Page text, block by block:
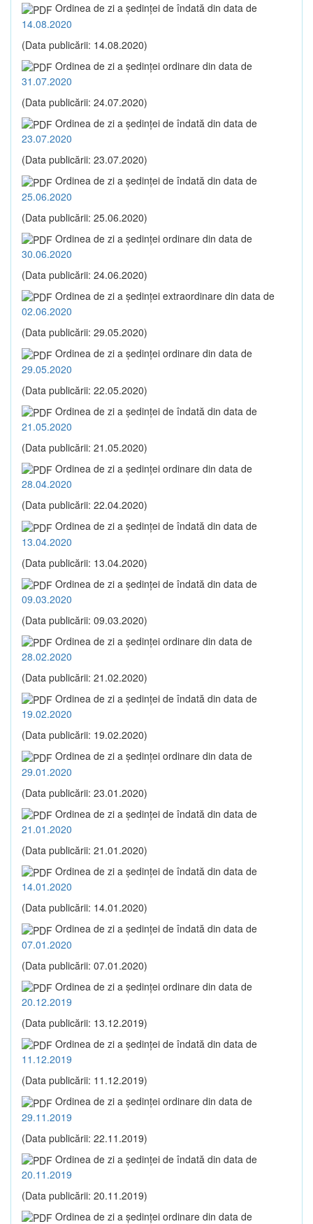
Ordinea de zi a şedinţei de îndată din data de
14.08.2020
(Data publicării: 14.08.2020)
Ordinea de zi a şedinţei ordinare din data de
31.07.2020
(Data publicării: 24.07.2020)
Ordinea de zi a şedinţei de îndată din data de
23.07.2020
(Data publicării: 23.07.2020)
Ordinea de zi a şedinţei de îndată din data de
25.06.2020
(Data publicării: 25.06.2020)
Ordinea de zi a şedinţei ordinare din data de
30.06.2020
(Data publicării: 24.06.2020)
Ordinea de zi a şedinţei extraordinare din data de
02.06.2020
(Data publicării: 29.05.2020)
Ordinea de zi a şedinţei ordinare din data de
29.05.2020
(Data publicării: 22.05.2020)
Ordinea de zi a şedinţei de îndată din data de
21.05.2020
(Data publicării: 21.05.2020)
Ordinea de zi a şedinţei ordinare din data de
28.04.2020
(Data publicării: 22.04.2020)
Ordinea de zi a şedinţei de îndată din data de
13.04.2020
(Data publicării: 13.04.2020)
Ordinea de zi a şedinţei de îndată din data de
09.03.2020
(Data publicării: 09.03.2020)
Ordinea de zi a şedinţei ordinare din data de
28.02.2020
(Data publicării: 21.02.2020)
Ordinea de zi a şedinţei de îndată din data de
19.02.2020
(Data publicării: 19.02.2020)
Ordinea de zi a şedinţei ordinare din data de
29.01.2020
(Data publicării: 23.01.2020)
Ordinea de zi a şedinţei de îndată din data de
21.01.2020
(Data publicării: 21.01.2020)
Ordinea de zi a şedinţei de îndată din data de
14.01.2020
(Data publicării: 14.01.2020)
Ordinea de zi a şedinţei de îndată din data de
07.01.2020
(Data publicării: 07.01.2020)
Ordinea de zi a şedinţei ordinare din data de
20.12.2019
(Data publicării: 13.12.2019)
Ordinea de zi a şedinţei de îndată din data de
11.12.2019
(Data publicării: 11.12.2019)
Ordinea de zi a şedinţei ordinare din data de
29.11.2019
(Data publicării: 22.11.2019)
Ordinea de zi a şedinţei de îndată din data de
20.11.2019
(Data publicării: 20.11.2019)
Ordinea de zi a şedinţei ordinare din data de